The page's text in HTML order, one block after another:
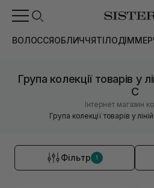
ВОЛОССЯОБЛИЧЧЯТІЛОДІМ
Група колекції товарів у
C
Інтернет магазин
Група колекції товарів у
Фільтр 1